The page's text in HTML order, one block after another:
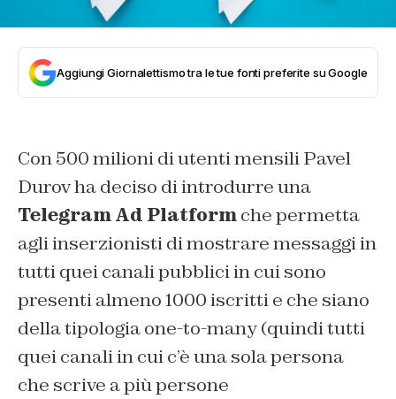
Aggiungi Giornalettismo tra le tue fonti preferite su Google
Con 500 milioni di utenti mensili Pavel
Durov ha deciso di introdurre una
TelegramAd Platformche permetta
agli inserzionisti di mostrare messaggi in
tutti quei canali pubblici in cui sono
presenti almeno 1000 iscritti e che siano
della tipologia one-to-many (quindi tutti
quei canali in cui c’è una sola persona
che scrive a più persone